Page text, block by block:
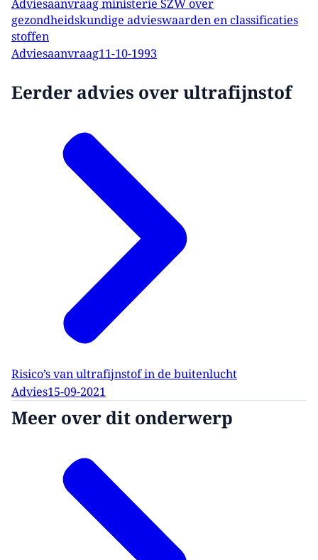
Adviesaanvraag ministerie SZW over
gezondheidskundige advieswaarden en classificaties
stoffen
Adviesaanvraag11-10-1993
Eerder advies over ultrafijnstof
Risico’s van ultrafijnstof in de buitenlucht
Advies15-09-2021
Meer over dit onderwerp